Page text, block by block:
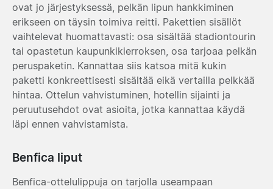
ovat jo järjestyksessä, pelkän lipun hankkiminen
erikseen on täysin toimiva reitti. Pakettien sisällöt
vaihtelevat huomattavasti: osa sisältää stadiontourin
tai opastetun kaupunkikierroksen, osa tarjoaa pelkän
peruspaketin. Kannattaa siis katsoa mitä kukin
paketti konkreettisesti sisältää eikä vertailla pelkkää
hintaa. Ottelun vahvistuminen, hotellin sijainti ja
peruutusehdot ovat asioita, jotka kannattaa käydä
läpi ennen vahvistamista.
Benfica liput
Benfica-ottelulippuja on tarjolla useampaan